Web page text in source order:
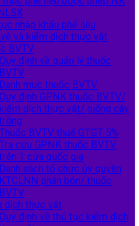
nhập khẩu phế liệu
và kiểm dịch thực vật
BVTV
Quy định về quản lý thuốc
BVTV
Danh mục thuốc BVTV
Quy định GPNK thuốc BVTV/
kiểm dịch thực vật/ giống cây
BVTV thuế GTGT 5%
cứu GPNK thuốc BVTV
1 cửa quốc gia
Danh sách tổ chức ủy quyền
KTCLNN phân bón/ thuốc
BVTV
dịch thực vật
Quy định về thủ tục kiểm dịch